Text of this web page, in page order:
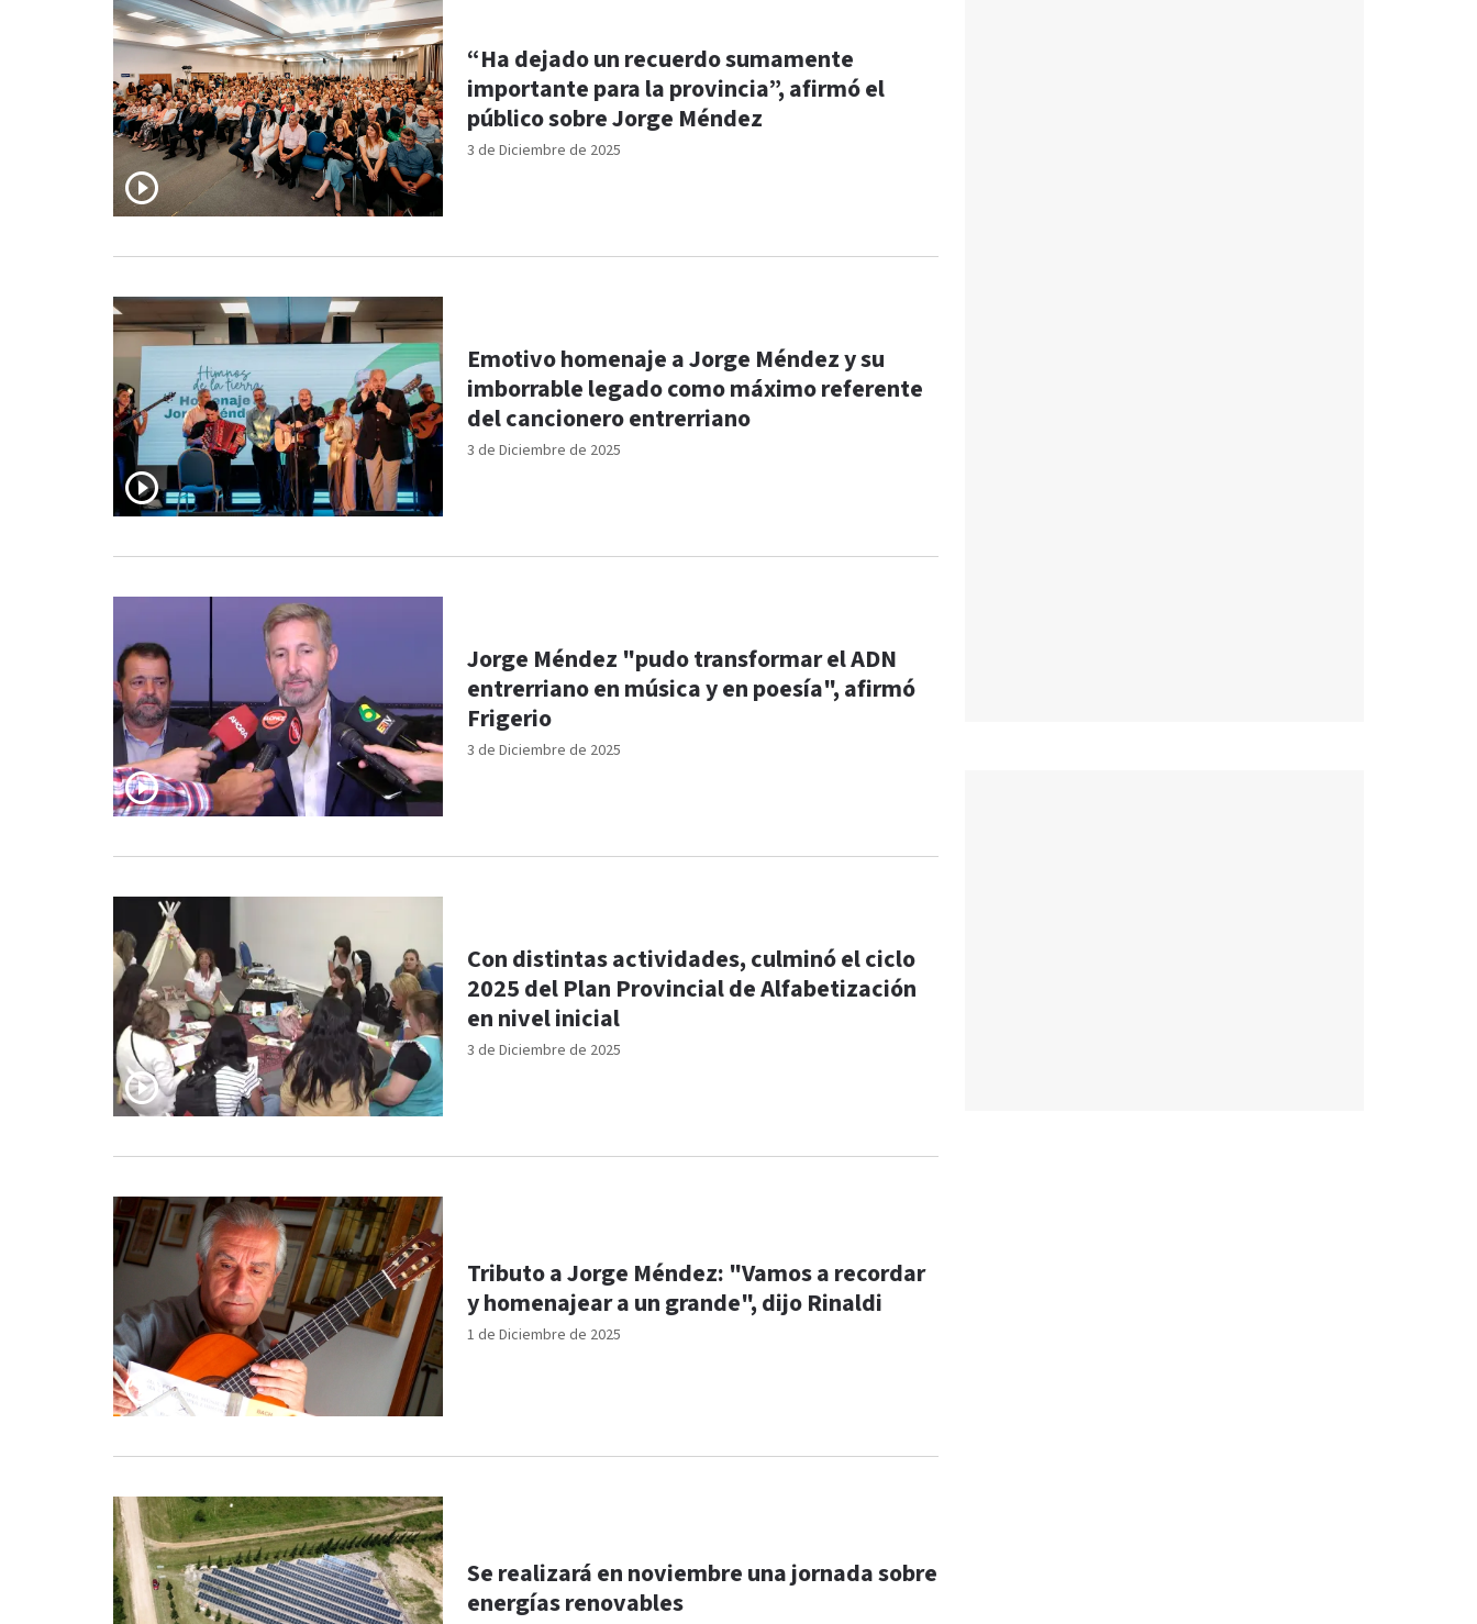
3 de Diciembre de 2025
“Ha dejado un recuerdo sumamente
importante para la provincia”, afirmó el
público sobre Jorge Méndez
3 de Diciembre de 2025
Emotivo homenaje a Jorge Méndez y su
imborrable legado como máximo referente
del cancionero entrerriano
3 de Diciembre de 2025
Jorge Méndez "pudo transformar el ADN
entrerriano en música y en poesía", afirmó
Frigerio
3 de Diciembre de 2025
Con distintas actividades, culminó el ciclo
2025 del Plan Provincial de Alfabetización
en nivel inicial
1 de Diciembre de 2025
Tributo a Jorge Méndez: "Vamos a recordar
y homenajear a un grande", dijo Rinaldi
Se realizará en noviembre una jornada sobre
energías renovables